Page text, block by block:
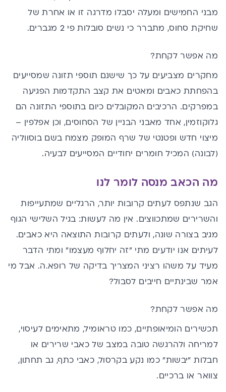
מבני החמישים ומעלה יסבלו מדרגה זו או אחרת של
שחיקת סחוס, מתברר כי נשים סובלות פי 2 מגברים.
מה אפשר לקחת?
מחקרים מצביעים על כך שישנם תוספי תזונה שמסייעים
בהפחתת כאבים ומאטים את קצב התקדמות הפגיעה
במפרקים. הרכיבים המקובלים כיום בתוספי התזונה הם
גלוקוזמין, אחד מאבני הבניין של הסחוסים, וכן אפלפין –
מיצוי חדש ופטנטי של שרף המופק מצמח בשם בוסווליה
(לבונה) המכיל חומרים יחודיים המסייעים לבעיה.
מה הכאב מנסה לומר לנו
הגב שנתפס לעתים קרובות יותר, הרגליים שמתעייפות
והשרירים שמתכווצים. אין מה לעשות: בגיל השלישי הגוף
מגיב בצורה שונה, ולעתים קרובות התוצאה היא כאבים.
לעיתים אנו יודעים מתי "זה יחלוף מעצמו" ומתי הדבר
מעיד על משהו רציני המצריך בדיקה של רופא.ה. אבל מי
אמר שבינתיים חייבים לסבול?
מה אפשר לקחת?
תכשירים הומיאופתיים, כמו טראומיל, מתאימים לעיסוי,
למריחה ולהרגשה טובה במצב של כאבי שרירים או
חבלות "יבשות" כמו נקע בקרסול, כאבי כתף, גב תחתון,
צוואר או ברכיים.